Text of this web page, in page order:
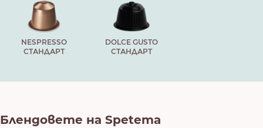
NESPRESSO
СТАНДАРТ
DOLCE GUSTO
СТАНДАРТ
Блендовете на Spetema